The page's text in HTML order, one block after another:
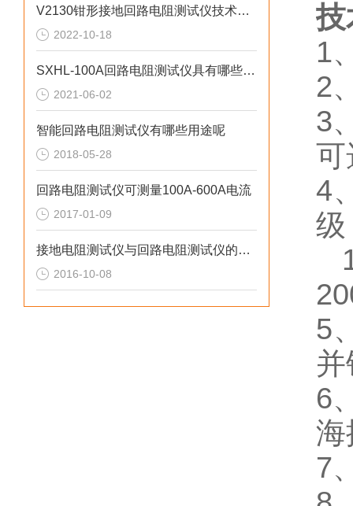
V2130钳形接地回路电阻测试仪技术参数
2022-10-18
SXHL-100A回路电阻测试仪具有哪些*性
2021-06-02
智能回路电阻测试仪有哪些用途呢
2018-05-28
回路电阻测试仪可测量100A-600A电流
2017-01-09
接地电阻测试仪与回路电阻测试仪的区别
2016-10-08
技
1
2
3
可
4
级
5
6
海
7